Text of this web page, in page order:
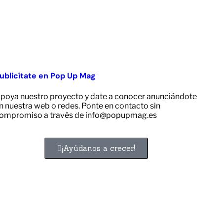
en Pop Up Mag
nuestro proyecto y date a conocer anunciándote
nuestra web o redes. Ponte en contacto sin
a través de info@popupmag.es
¡Ayúdanos a crecer!